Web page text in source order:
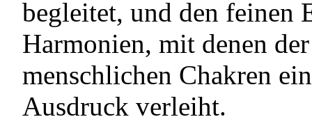
begleitet, und den feinen
Harmonien, mit denen
menschlichen Chakren
Ausdruck verleiht.